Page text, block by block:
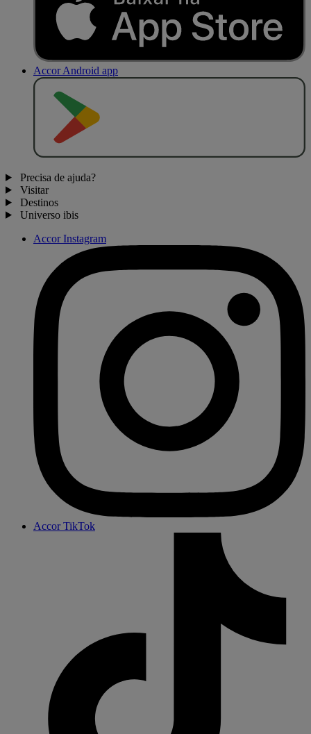
Accor Android app
Precisa de ajuda?
Visitar
Destinos
Universo ibis
Accor Instagram
Accor TikTok